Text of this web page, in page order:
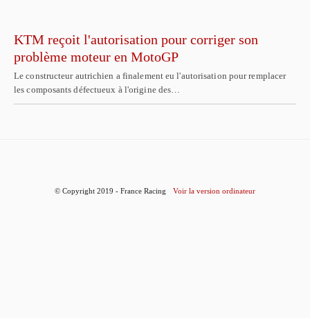
KTM reçoit l'autorisation pour corriger son
problème moteur en MotoGP
Le constructeur autrichien a finalement eu l'autorisation pour remplacer
les composants défectueux à l'origine des…
© Copyright 2019 - France Racing Voir la version ordinateur